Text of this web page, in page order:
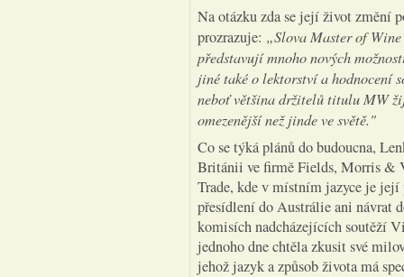
Na otázku zda se její život změní
prozrazuje: „Slova Master of
představují mnoho nových
jiné také o lektorství a hodnocení
neboť většina držitelů titulu MW
omezenější než jinde ve světě."
Co se týká plánů do budoucna,
Británii ve firmě Fields, Morris &
Trade, kde v místním jazyce je
přesídlení do Austrálie ani návrat
komisích nadcházejících soutěží
jednoho dne chtěla zkusit své
jehož jazyk a způsob života má